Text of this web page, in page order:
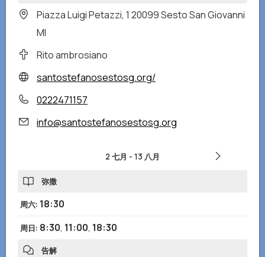
Piazza Luigi Petazzi, 1 20099 Sesto San Giovanni
MI
Rito ambrosiano
santostefanosestosg.org/
0222471157
info@santostefanosestosg.org
2 七月 - 13 八月
弥撒
周六: 18:30
周日: 8:30, 11:00, 18:30
告解